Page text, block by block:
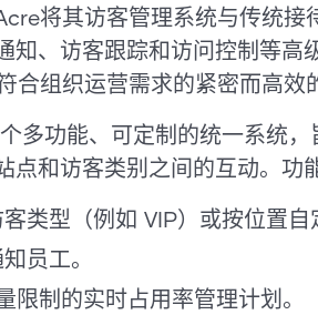
将其访客管理系统与传统
知、访客跟踪和访问控制等高
组织运营需求的紧密而高效
多功能、可定制的统一系统
和访客类别之间的互动。功
类型（例如 VIP）或按位置自
员工。
限制的实时占用率管理计划。